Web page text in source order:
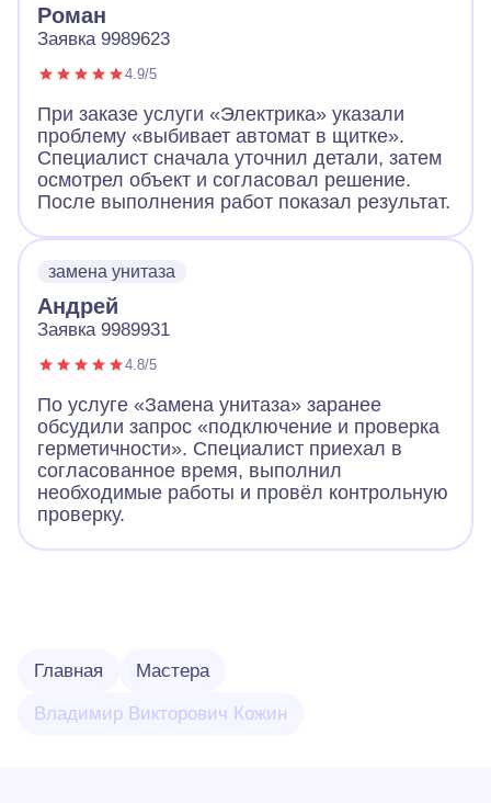
Роман
Заявка 9989623
4.9/5
При заказе услуги «Электрика» указали
проблему «выбивает автомат в щитке».
Специалист сначала уточнил детали, затем
осмотрел объект и согласовал решение.
После выполнения работ показал результат.
замена унитаза
Андрей
Заявка 9989931
4.8/5
По услуге «Замена унитаза» заранее
обсудили запрос «подключение и проверка
герметичности». Специалист приехал в
согласованное время, выполнил
необходимые работы и провёл контрольную
проверку.
Главная Мастера
Владимир Викторович Кожин